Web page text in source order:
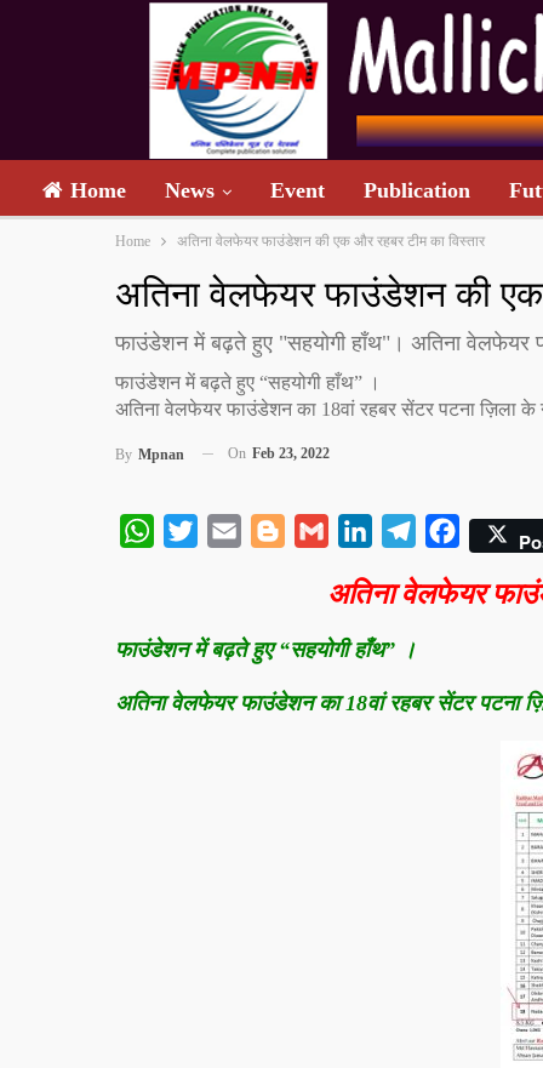
Home News Event Publication
Home अतिना वेलफेयर फाउंडेशन की एक और रहबर टीम का विस्तार
अतिना वेलफेयर फाउंडेशन की एक
फाउंडेशन में बढ़ते हुए "सहयोगी हाँथ"। अतिना वेलफेयर
फाउंडेशन में बढ़ते हुए “सहयोगी हाँथ” ।
अतिना वेलफेयर फाउंडेशन का 18वां रहबर सेंटर पटना ज़िला के
By Mpnan On Feb 23, 2022
WhatsApp
Twitter Email BloggerGmail LinkedInTelegramFacebook
अतिना वेलफेयर
फाउंडेशन में बढ़ते हुए “सहयोगी हाँथ” ।
अतिना वेलफेयर फाउंडेशन का 18वां रहबर सेंटर पटना